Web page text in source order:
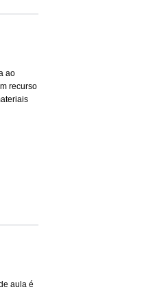
ao
recurso
aula é